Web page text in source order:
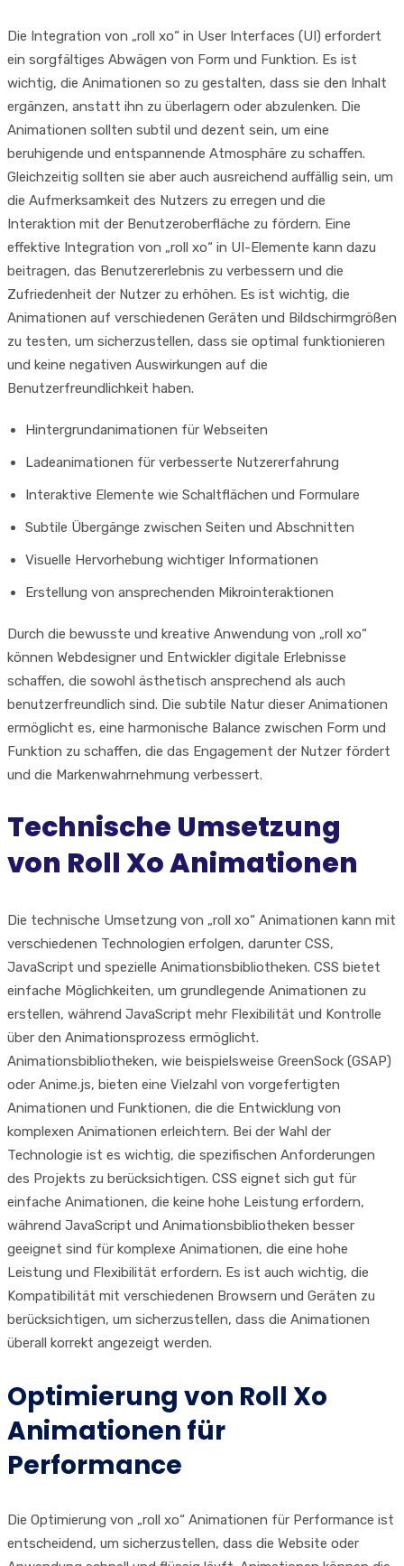
Die Integration von „roll xo“ in User Interfaces (UI) erfordert
ein sorgfältiges Abwägen von Form und Funktion. Es ist
wichtig, die Animationen so zu gestalten, dass sie den Inhalt
ergänzen, anstatt ihn zu überlagern oder abzulenken. Die
Animationen sollten subtil und dezent sein, um eine
beruhigende und entspannende Atmosphäre zu schaffen.
Gleichzeitig sollten sie aber auch ausreichend auffällig sein, um
die Aufmerksamkeit des Nutzers zu erregen und die
Interaktion mit der Benutzeroberfläche zu fördern. Eine
effektive Integration von „roll xo“ in UI-Elemente kann dazu
beitragen, das Benutzererlebnis zu verbessern und die
Zufriedenheit der Nutzer zu erhöhen. Es ist wichtig, die
Animationen auf verschiedenen Geräten und Bildschirmgrößen
zu testen, um sicherzustellen, dass sie optimal funktionieren
und keine negativen Auswirkungen auf die
Benutzerfreundlichkeit haben.
Hintergrundanimationen für Webseiten
Ladeanimationen für verbesserte Nutzererfahrung
Interaktive Elemente wie Schaltflächen und Formulare
Subtile Übergänge zwischen Seiten und Abschnitten
Visuelle Hervorhebung wichtiger Informationen
Erstellung von ansprechenden Mikrointeraktionen
Durch die bewusste und kreative Anwendung von „roll xo“
können Webdesigner und Entwickler digitale Erlebnisse
schaffen, die sowohl ästhetisch ansprechend als auch
benutzerfreundlich sind. Die subtile Natur dieser Animationen
ermöglicht es, eine harmonische Balance zwischen Form und
Funktion zu schaffen, die das Engagement der Nutzer fördert
und die Markenwahrnehmung verbessert.
Technische Umsetzung
von Roll Xo Animationen
Die technische Umsetzung von „roll xo“ Animationen kann mit
verschiedenen Technologien erfolgen, darunter CSS,
JavaScript und spezielle Animationsbibliotheken. CSS bietet
einfache Möglichkeiten, um grundlegende Animationen zu
erstellen, während JavaScript mehr Flexibilität und Kontrolle
über den Animationsprozess ermöglicht.
Animationsbibliotheken, wie beispielsweise GreenSock (GSAP)
oder Anime.js, bieten eine Vielzahl von vorgefertigten
Animationen und Funktionen, die die Entwicklung von
komplexen Animationen erleichtern. Bei der Wahl der
Technologie ist es wichtig, die spezifischen Anforderungen
des Projekts zu berücksichtigen. CSS eignet sich gut für
einfache Animationen, die keine hohe Leistung erfordern,
während JavaScript und Animationsbibliotheken besser
geeignet sind für komplexe Animationen, die eine hohe
Leistung und Flexibilität erfordern. Es ist auch wichtig, die
Kompatibilität mit verschiedenen Browsern und Geräten zu
berücksichtigen, um sicherzustellen, dass die Animationen
überall korrekt angezeigt werden.
Optimierung von Roll Xo
Animationen für
Performance
Die Optimierung von „roll xo“ Animationen für Performance ist
entscheidend, um sicherzustellen, dass die Website oder